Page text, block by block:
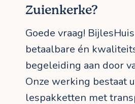
Zuienkerke?
Goede vraag!
betaalbare én
begeleiding aan door
Onze werking bestaat
lespakketten met